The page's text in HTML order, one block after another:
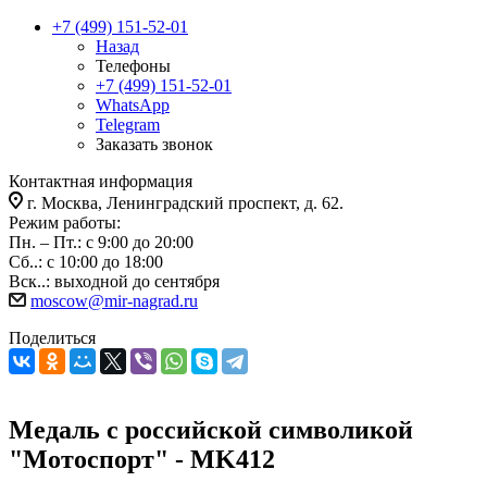
+7 (499) 151-52-01
Назад
Телефоны
+7 (499) 151-52-01
WhatsApp
Telegram
Заказать звонок
Контактная информация
г. Москва, Ленинградский проспект, д. 62.
Режим работы:
Пн. – Пт.: с 9:00 до 20:00
Сб..: с 10:00 до 18:00
Вск..: выходной до сентября
moscow@mir-nagrad.ru
Поделиться
Медаль с российской символикой
"Мотоспорт" - MK412